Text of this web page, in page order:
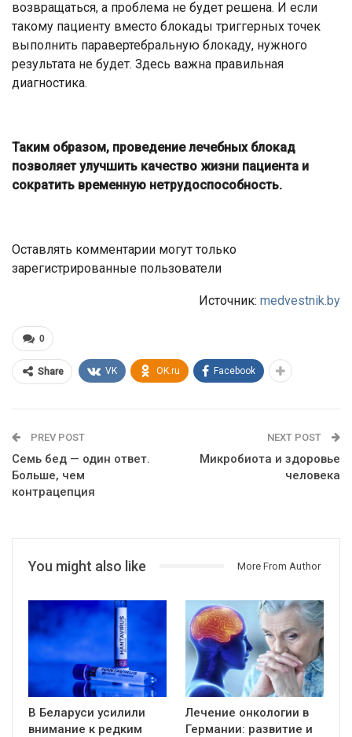
возвращаться, а проблема не будет решена. И если
такому пациенту вместо блокады триггерных точек
выполнить паравертебральную блокаду, нужного
результата не будет. Здесь важна правильная
диагностика.
Таким образом, проведение лечебных блокад
позволяет улучшить качество жизни пациента и
сократить временную нетрудоспособность.
Оставлять комментарии могут только
зарегистрированные пользователи
Источник: medvestnik.by
0
Share VK OK.ru Facebook
PREV POST
Семь бед — один ответ.
Больше, чем
контрацепция
NEXT POST
Микробиота и здоровье
человека
You might also like More From Author
В Беларуси усилили
внимание к редким
Лечение онкологии в
Германии: развитие и